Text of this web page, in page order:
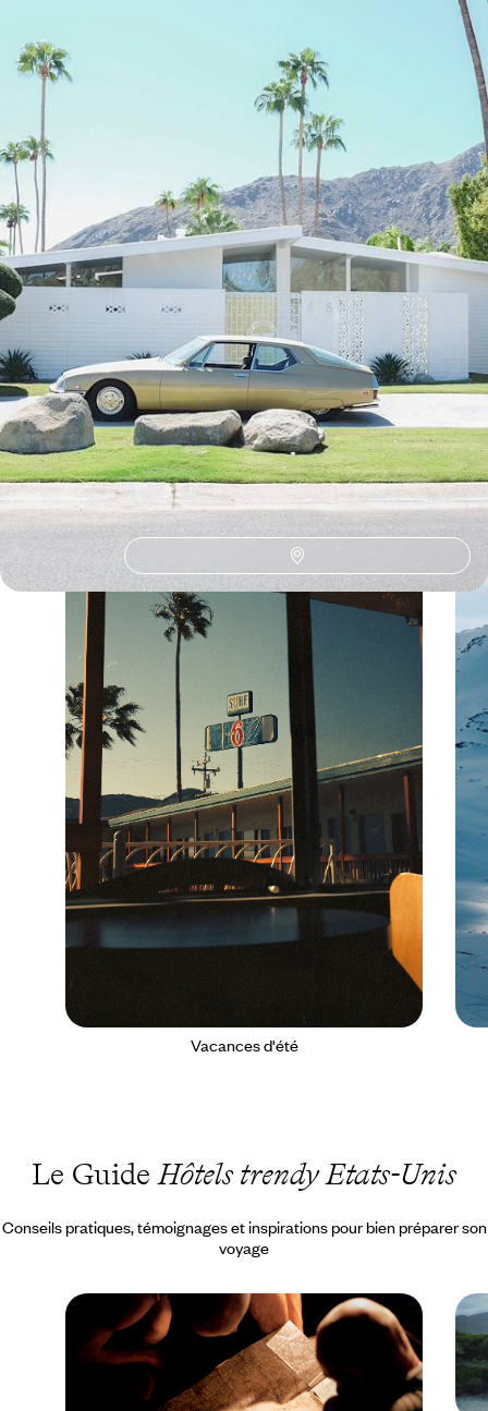
regards d'architectes
Sillonner l'Ouest en décapotable pour vivre la démesure de L.A. et
9 jours, de 5300 à 6400 $ CA
Toutes nos suggestions de voyages hôtels trendy aux Etats-
Unis (2)
Les Etats-Unis selonvos envies
Parce que chaque voyageur est différent
Vacances d'été
Le GuideHôtels trendy Etats-Unis
Conseils pratiques, témoignages et inspirations pour bien préparer son
voyage